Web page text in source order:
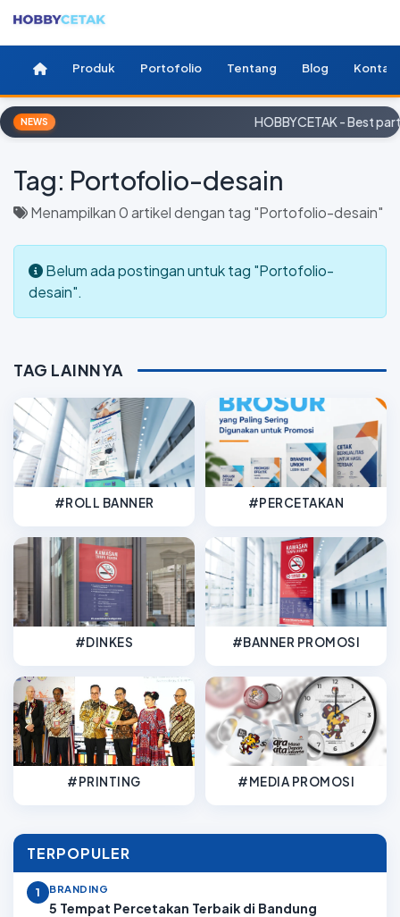
Produk Portofolio Tentang Blog Kontak
NEWS HOBBYCETAK - Best
Tag: Portofolio-desain
Menampilkan 0 artikel dengan tag "Portofolio-desain"
Belum ada postingan untuk tag "Portofolio-
desain".
TAG LAINNYA
#ROLL BANNER #PERCETAKAN
#DINKES #BANNER PROMOSI
#PRINTING #MEDIA PROMOSI
TERPOPULER
1 BRANDING
5 Tempat Percetakan Terbaik di Bandung